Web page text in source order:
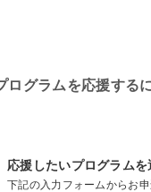
ミック、参考書等の市販
いた寄付金をもとに食品
ワーク」に加盟している
付します。
ログラムを応援する
応援したいプログラムを
下記の入力フォームからお